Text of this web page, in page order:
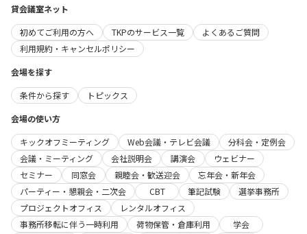
貸会議室ネット
初めてご利用の方へ
TKPのサービス一覧
よくあるご質問
利用規約・キャンセルポリシー
会場を探す
条件から探す
トピックス
会場の使い方
キックオフミーティング
Web会議・テレビ会議
分科会・定例会
会議・ミーティング
会社説明会 講演会
ウェビナー
セミナー
同窓会 親睦会・歓送迎会
忘年会・新年会
パーティー・懇親会・二次会
CBT 筆記試験
選挙事務所
プロジェクトオフィス
レンタルオフィス
事務所移転に伴う一時利用
荷物保管・倉庫利用
学会